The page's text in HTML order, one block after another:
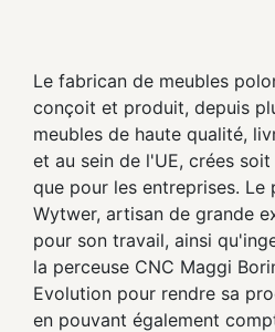
Le fabrican de meubles
conçoit et produit, depuis
meubles de haute qualité,
et au sein de l'UE, crées
que pour les entreprises. Le
Wytwer, artisan de grande
pour son travail, ainsi
la perceuse CNC Maggi
Evolution pour rendre sa
en pouvant également